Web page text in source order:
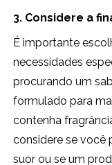
3. Considere a
É importante
necessidades
procurando um
formulado para
contenha
considere se você
suor ou se um